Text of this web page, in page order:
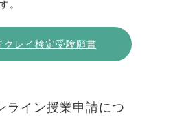
。
クレイ検定受験願書
ライン授業申請につ